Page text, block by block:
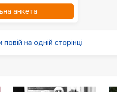
анкета
на одній сторінці